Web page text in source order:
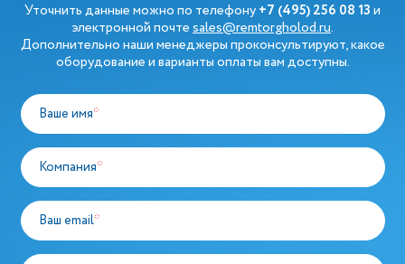
Уточнить данные можно по телефону+7 (495) 256 08 13и
электронной почтеsales@remtorgholod.ru.
Дополнительно наши менеджеры проконсультируют, какое
оборудование и варианты оплаты вам доступны.
Ваше имя*
Компания*
Ваш email*